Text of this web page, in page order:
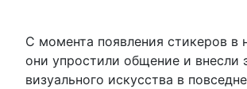
С момента появления стикеров в
они упростили общение и внесли
визуального искусства в